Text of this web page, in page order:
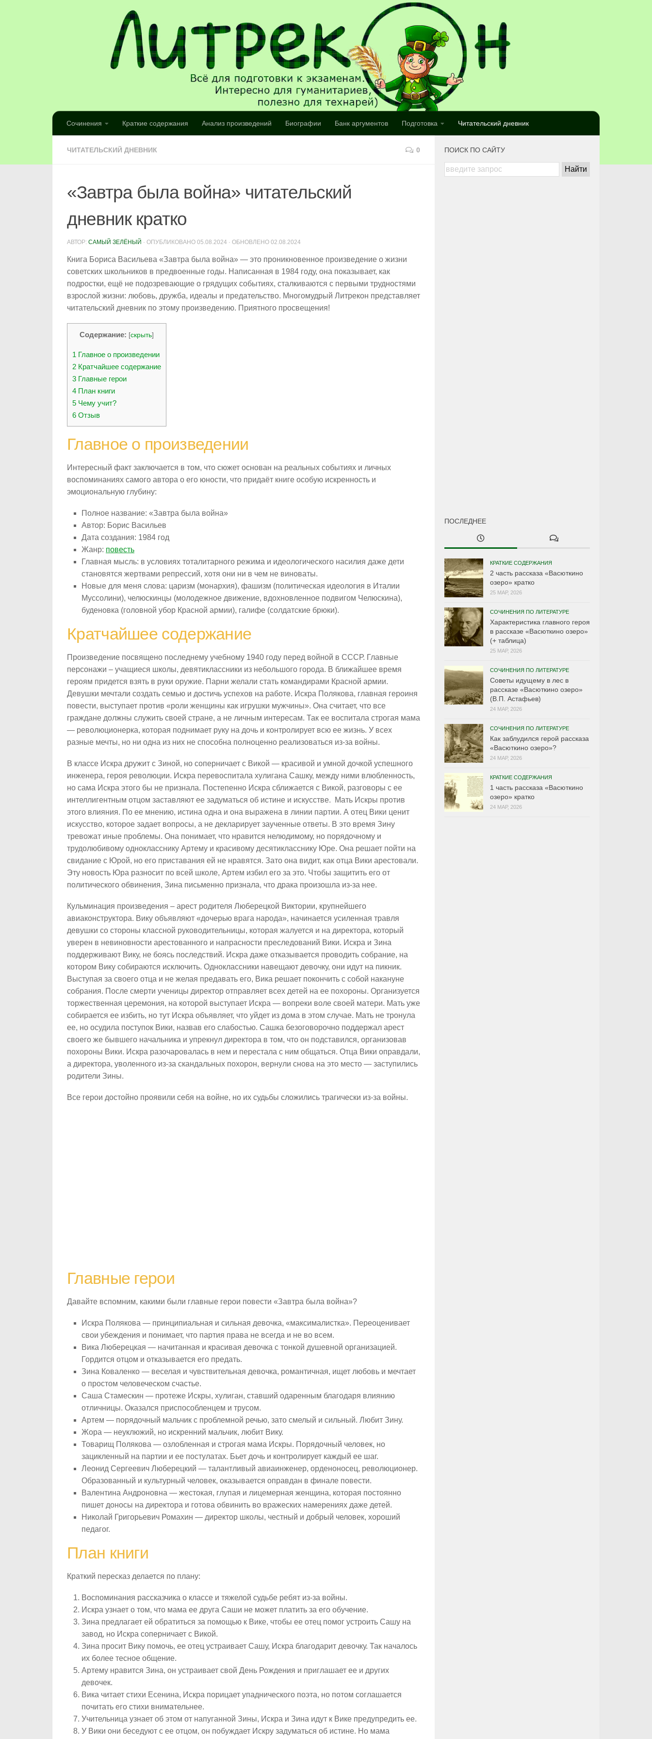
Сочинения Краткие содержания Анализ произведений Биографии Банк аргументов Подготовка Читательский дневник
ЧИТАТЕЛЬСКИЙ ДНЕВНИК 0
«Завтра была война» читательский
дневник кратко
АВТОР: САМЫЙ ЗЕЛЁНЫЙ · ОПУБЛИКОВАНО 05.08.2024 · ОБНОВЛЕНО 02.08.2024
Книга Бориса Васильева «Завтра была война» — это проникновенное произведение о жизни
советских школьников в предвоенные годы. Написанная в 1984 году, она показывает, как
подростки, ещё не подозревающие о грядущих событиях, сталкиваются с первыми трудностями
взрослой жизни: любовь, дружба, идеалы и предательство. Многомудрый Литрекон представляет
читательский дневник по этому произведению. Приятного просвещения!
Содержание: [скрыть]
1 Главное о произведении
2 Кратчайшее содержание
3 Главные герои
4 План книги
5 Чему учит?
6 Отзыв
Главное о произведении
Интересный факт заключается в том, что сюжет основан на реальных событиях и личных
воспоминаниях самого автора о его юности, что придаёт книге особую искренность и
эмоциональную глубину:
Полное название: «Завтра была война»
Автор: Борис Васильев
Дата создания: 1984 год
Жанр: повесть
Главная мысль: в условиях тоталитарного режима и идеологического насилия даже дети
становятся жертвами репрессий, хотя они ни в чем не виноваты.
Новые для меня слова: царизм (монархия), фашизм (политическая идеология в Италии
Муссолини), челюскинцы (молодежное движение, вдохновленное подвигом Челюскина),
буденовка (головной убор Красной армии), галифе (солдатские брюки).
Кратчайшее содержание
Произведение посвящено последнему учебному 1940 году перед войной в СССР. Главные
персонажи – учащиеся школы, девятиклассники из небольшого города. В ближайшее время
героям придется взять в руки оружие. Парни желали стать командирами Красной армии.
Девушки мечтали создать семью и достичь успехов на работе. Искра Полякова, главная героиня
повести, выступает против «роли женщины как игрушки мужчины». Она считает, что все
граждане должны служить своей стране, а не личным интересам. Так ее воспитала строгая мама
— революционерка, которая поднимает руку на дочь и контролирует всю ее жизнь. У всех
разные мечты, но ни одна из них не способна полноценно реализоваться из-за войны.
В классе Искра дружит с Зиной, но соперничает с Викой — красивой и умной дочкой успешного
инженера, героя революции. Искра перевоспитала хулигана Сашку, между ними влюбленность,
но сама Искра этого бы не признала. Постепенно Искра сближается с Викой, разговоры с ее
интеллигентным отцом заставляют ее задуматься об истине и искусстве. Мать Искры против
этого влияния. По ее мнению, истина одна и она выражена в линии партии. А отец Вики ценит
искусство, которое задает вопросы, а не декларирует заученные ответы. В это время Зину
тревожат иные проблемы. Она понимает, что нравится нелюдимому, но порядочному и
трудолюбивому однокласснику Артему и красивому десятикласснику Юре. Она решает пойти на
свидание с Юрой, но его приставания ей не нравятся. Зато она видит, как отца Вики арестовали.
Эту новость Юра разносит по всей школе, Артем избил его за это. Чтобы защитить его от
политического обвинения, Зина письменно признала, что драка произошла из-за нее.
Кульминация произведения – арест родителя Люберецкой Виктории, крупнейшего
авиаконструктора. Вику объявляют «дочерью врага народа», начинается усиленная травля
девушки со стороны классной руководительницы, которая жалуется и на директора, который
уверен в невиновности арестованного и напрасности преследований Вики. Искра и Зина
поддерживают Вику, не боясь последствий. Искра даже отказывается проводить собрание, на
котором Вику собираются исключить. Одноклассники навещают девочку, они идут на пикник.
Выступая за своего отца и не желая предавать его, Вика решает покончить с собой накануне
собрания. После смерти ученицы директор отправляет всех детей на ее похороны. Организуется
торжественная церемония, на которой выступает Искра — вопреки воле своей матери. Мать уже
собирается ее избить, но тут Искра объявляет, что уйдет из дома в этом случае. Мать не тронула
ее, но осудила поступок Вики, назвав его слабостью. Сашка безоговорочно поддержал арест
своего же бывшего начальника и упрекнул директора в том, что он подставился, организовав
похороны Вики. Искра разочаровалась в нем и перестала с ним общаться. Отца Вики оправдали,
а директора, уволенного из-за скандальных похорон, вернули снова на это место — заступились
родители Зины.
Все герои достойно проявили себя на войне, но их судьбы сложились трагически из-за войны.
Главные герои
Давайте вспомним, какими были главные герои повести «Завтра была война»?
Искра Полякова — принципиальная и сильная девочка, «максималистка». Переоценивает
свои убеждения и понимает, что партия права не всегда и не во всем.
Вика Люберецкая — начитанная и красивая девочка с тонкой душевной организацией.
Гордится отцом и отказывается его предать.
Зина Коваленко — веселая и чувствительная девочка, романтичная, ищет любовь и мечтает
о простом человеческом счастье.
Саша Стамескин — протеже Искры, хулиган, ставший одаренным благодаря влиянию
отличницы. Оказался приспособленцем и трусом.
Артем — порядочный мальчик с проблемной речью, зато смелый и сильный. Любит Зину.
Жора — неуклюжий, но искренний мальчик, любит Вику.
Товарищ Полякова — озлобленная и строгая мама Искры. Порядочный человек, но
зацикленный на партии и ее постулатах. Бьет дочь и контролирует каждый ее шаг.
Леонид Сергеевич Люберецкий — талантливый авиаинженер, орденоносец, революционер.
Образованный и культурный человек, оказывается оправдан в финале повести.
Валентина Андроновна — жестокая, глупая и лицемерная женщина, которая постоянно
пишет доносы на директора и готова обвинить во вражеских намерениях даже детей.
Николай Григорьевич Ромахин — директор школы, честный и добрый человек, хороший
педагог.
План книги
Краткий пересказ делается по плану:
Воспоминания рассказчика о классе и тяжелой судьбе ребят из-за войны.
Искра узнает о том, что мама ее друга Саши не может платить за его обучение.
Зина предлагает ей обратиться за помощью к Вике, чтобы ее отец помог устроить Сашу на
завод, но Искра соперничает с Викой.
Зина просит Вику помочь, ее отец устраивает Сашу, Искра благодарит девочку. Так началось
их более тесное общение.
Артему нравится Зина, он устраивает свой День Рождения и приглашает ее и других
девочек.
Вика читает стихи Есенина, Искра порицает упаднического поэта, но потом соглашается
почитать его стихи внимательнее.
Учительница узнает об этом от напуганной Зины, Искра и Зина идут к Вике предупредить ее.
У Вики они беседуют с ее отцом, он побуждает Искру задуматься об истине. Но мама
ПОИСК ПО САЙТУ
ПОСЛЕДНЕЕ
КРАТКИЕ СОДЕРЖАНИЯ
2 часть рассказа «Васюткино
озеро» кратко
25 МАР, 2026
СОЧИНЕНИЯ ПО ЛИТЕРАТУРЕ
Характеристика главного героя
в рассказе «Васюткино озеро»
(+ таблица)
25 МАР, 2026
СОЧИНЕНИЯ ПО ЛИТЕРАТУРЕ
Советы идущему в лес в
рассказе «Васюткино озеро»
(В.П. Астафьев)
24 МАР, 2026
СОЧИНЕНИЯ ПО ЛИТЕРАТУРЕ
Как заблудился герой рассказа
«Васюткино озеро»?
24 МАР, 2026
КРАТКИЕ СОДЕРЖАНИЯ
1 часть рассказа «Васюткино
озеро» кратко
24 МАР, 2026